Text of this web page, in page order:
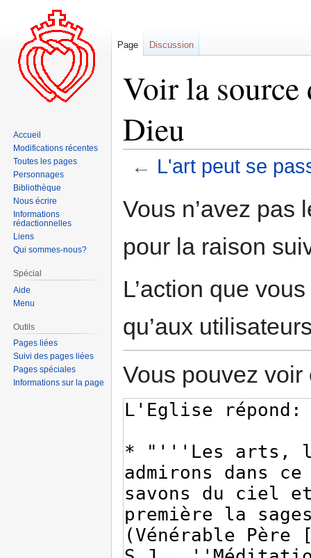
Voir la source
Dieu
← L'art peut se
à
navigation
à
recherche
Vous n’avez pas
pour la raison
L’action que
qu’aux
Vous pouvez
Page Discussion
Accueil
Modifications récentes
Toutes les pages
Personnages
Bibliothèque
Nous écrire
Informations
rédactionnelles
Liens
Qui sommes-nous?
Spécial
Aide
Menu
Outils
Pages liées
Suivi des pages liées
Pages spéciales
Informations sur la page